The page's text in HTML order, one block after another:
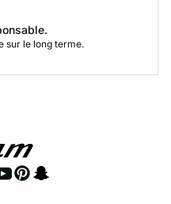
sur le long terme.